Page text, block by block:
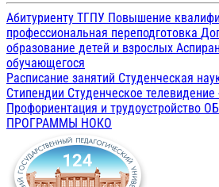
Абитуриенту ТГПУ Повышение
профессиональная переподготовка
образование детей и взрослых
обучающегося
Расписание занятий Студенческая
Стипендии Студенческое
Профориентация и трудоустройство
ПРОГРАММЫ НОКО